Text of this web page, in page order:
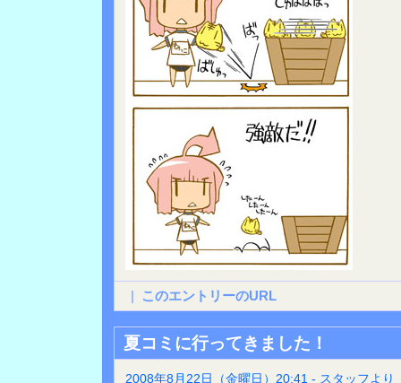
| このエントリーのURL
夏コミに行ってきました！
2008年8月22日（金曜日）20:41 - スタッフより